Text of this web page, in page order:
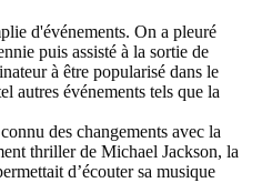
d'événements. On a pleuré
puis assisté à la sortie de
à être popularisé dans le
autres événements tels que la
des changements avec la
thriller de Michael Jackson, la
d’écouter sa musique